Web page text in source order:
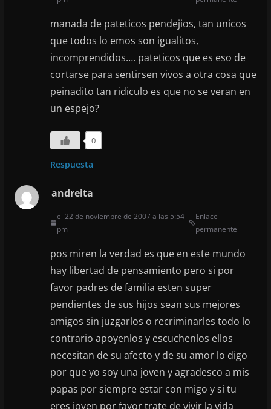
manada de pateticos pendejios, tan unicos
que todos lo emos son igualitos,
incomprendidos…. pateticos que es eso de
cortarse para sentirsen vivos a otra cosa que
peinadito tan ridiculo es que no se veran en
un espejo?
0
Respuesta
andreita
el 22 de noviembre de 2007 a las 5:54
pm
Enlace
permanente
pos miren la verdad es que en este mundo
hay libertad de pensamiento pero si por
favor padres de familia esten super
pendientes de sus hijos sean sus mejores
amigos sin juzgarlos o recriminarles todo lo
contrario apoyenlos y escuchenlos ellos
necesitan de su afecto y de su amor lo digo
por que yo soy una joven y agradesco a mis
papas por siempre estar con migo y si tu
eres joven por favor trate de vivir la vida